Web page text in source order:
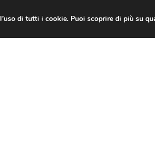
di tutti i cookie. Puoi scoprire di più su